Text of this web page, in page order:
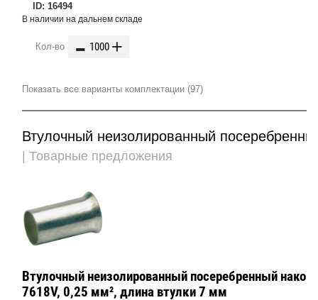
ID: 16494
В наличии на дальнем складе
Кол-во - +
Показать все варианты комплектации (97)
Втулочный неизолированный
| Товарные предложения
Втулочный неизолированный посеребренный
7618V, 0,25 мм², длина втулки 7 мм